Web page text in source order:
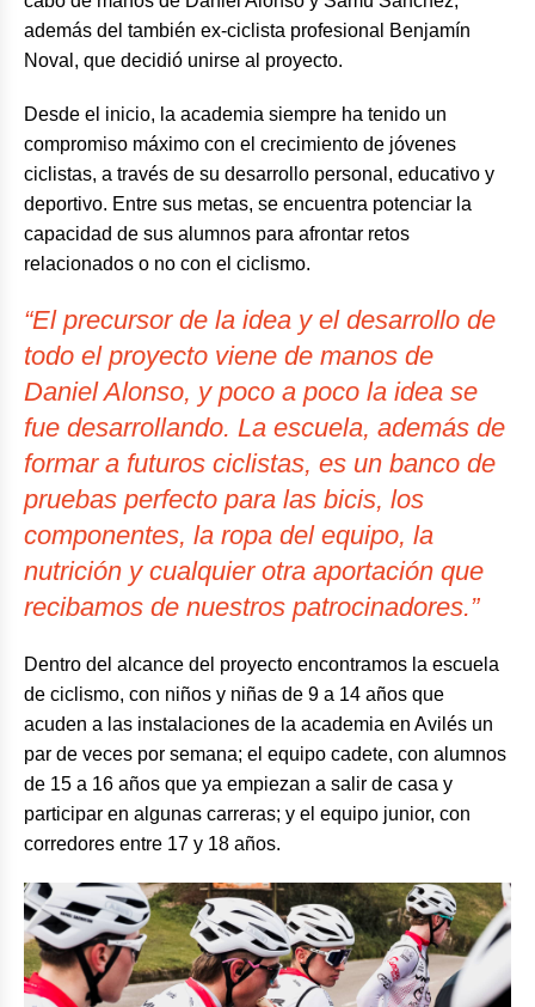
además del también ex-ciclista profesional Benjamín
Noval, que decidió unirse al proyecto.
Desde el inicio, la academia siempre ha tenido un
compromiso máximo con el crecimiento de jóvenes
ciclistas, a través de su desarrollo personal, educativo y
deportivo. Entre sus metas, se encuentra potenciar la
capacidad de sus alumnos para afrontar retos
relacionados o no con el ciclismo.
“El precursor de la idea y el desarrollo de
todo el proyecto viene de manos de
Daniel Alonso, y poco a poco la idea se
fue desarrollando. La escuela, además de
formar a futuros ciclistas, es un banco de
pruebas perfecto para las bicis, los
componentes, la ropa del equipo, la
nutrición y cualquier otra aportación que
recibamos de nuestros patrocinadores.”
Dentro del alcance del proyecto encontramos la escuela
de ciclismo, con niños y niñas de 9 a 14 años que
acuden a las instalaciones de la academia en Avilés un
par de veces por semana; el equipo cadete, con alumnos
de 15 a 16 años que ya empiezan a salir de casa y
participar en algunas carreras; y el equipo junior, con
corredores entre 17 y 18 años.